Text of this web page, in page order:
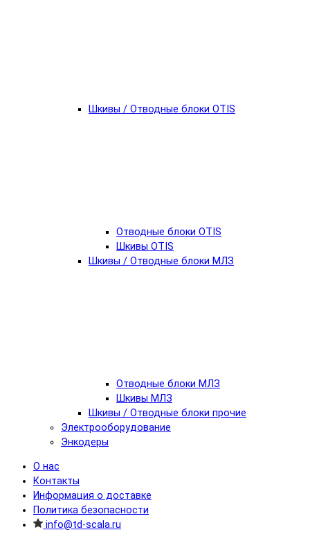
Шкивы / Отводные блоки OTIS
Отводные блоки OTIS
Шкивы OTIS
Шкивы / Отводные блоки МЛЗ
Отводные блоки МЛЗ
Шкивы МЛЗ
Шкивы / Отводные блоки прочие
Электрооборудование
Энкодеры
О нас
Контакты
Информация о доставке
Политика безопасности
info@td-scala.ru